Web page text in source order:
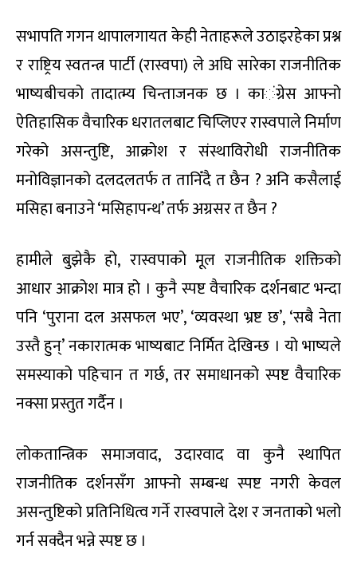
सभापति गगन थापालगायत केही नेताहरूले उठाइरहेका प्रश्न
र राष्ट्रिय स्वतन्त्र पार्टी (रास्वपा) ले अघि सारेका राजनीतिक
भाष्यबीचको तादात्म्य चिन्ताजनक छ । कांग्रेस आफ्नो
ऐतिहासिक वैचारिक धरातलबाट चिप्लिएर रास्वपाले निर्माण
गरेको असन्तुष्टि, आक्रोश र संस्थाविरोधी राजनीतिक
मनोविज्ञानको दलदलतर्फ त तानिँदै त छैन ?अनि कसैलाई
मसिहा बनाउने ‘मसिहापन्थ’ तर्फ अग्रसरतछैन?
हामीले बुझेकै हो, रास्वपाको मूल राजनीतिक शक्तिको
आधार आक्रोशमात्र हो । कुनै स्पष्ट वैचारिक दर्शनबाट भन्दा
पनि ‘पुराना दल असफल भए’, ‘व्यवस्था भ्रष्ट छ’, ‘सबै नेता
उस्तै हुन्’ नकारात्मक भाष्यबाट निर्मित देखिन्छ । यो भाष्यले
समस्याको पहिचान त गर्छ,तर समाधानको स्पष्ट वैचारिक
नक्सा प्रस्तुत गर्दैन ।
लोकतान्त्रिक समाजवाद, उदारवाद वा कुनै स्थापित
राजनीतिक दर्शनसँग आफ्नो सम्बन्ध स्पष्ट नगरी केवल
असन्तुष्टिको प्रतिनिधित्व गर्ने रास्वपाले देश र जनताको भलो
गर्न सक्दैन भन्ने स्पष्ट छ ।